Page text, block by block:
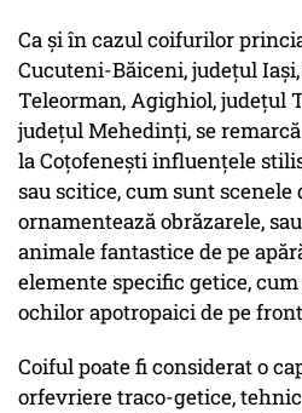
Ca şi în cazul coifurilor
Cucuteni-Băiceni, judeţul
Teleorman, Agighiol, judeţul
judeţul Mehedinţi, se
la Coţofeneşti influenţele
sau scitice, cum sunt scenele
ornamentează obrăzarele,
animale fantastice de pe
elemente specific getice,
ochilor apotropaici de pe
Coiful poate fi considerat o
orfevriere traco-getice,